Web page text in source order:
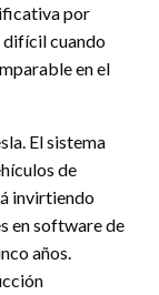
por
difícil cuando
en el
El sistema
de
invirtiendo
en software de
años.